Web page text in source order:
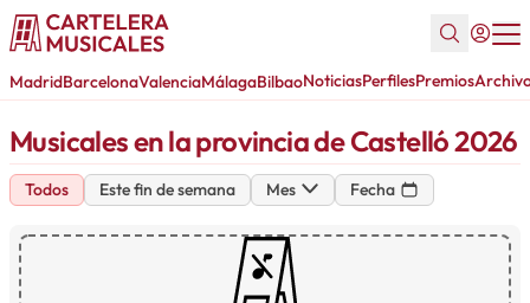
MadridBarcelonaValenciaMálagaBilbaoNoticiasPerfilesPremios
Musicales en la provincia de Castelló 2026
Todos Este fin de semana Mes Fecha